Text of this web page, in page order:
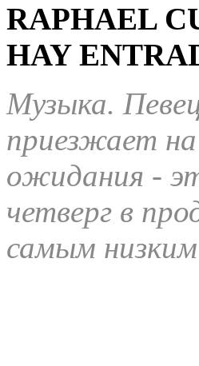
RAPHAEL
HAY
Музыка.
приезжает
ожидания -
четверг в
самым